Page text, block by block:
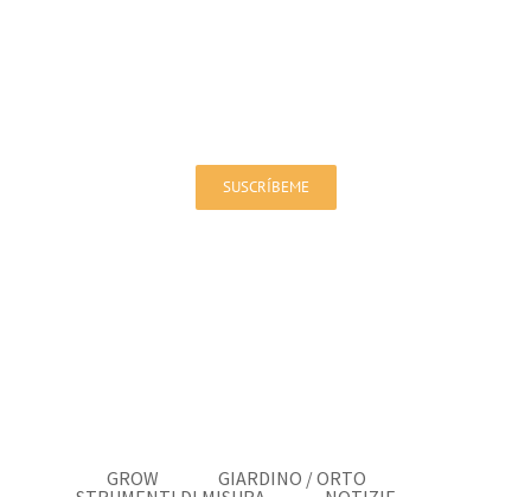
SUSCRÍBEME
GROW
GIARDINO / ORTO